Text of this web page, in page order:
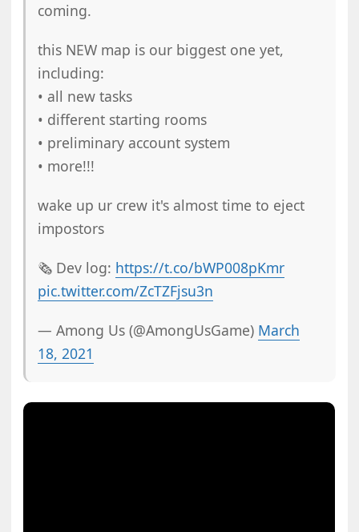
coming.
this NEW map is our biggest one yet,
including:
• all new tasks
• different starting rooms
• preliminary account system
• more!!!
wake up ur crew it's almost time to eject
impostors
🗞️ Dev log: https://t.co/bWP008pKmr
pic.twitter.com/ZcTZFjsu3n
— Among Us (@AmongUsGame) March
18, 2021